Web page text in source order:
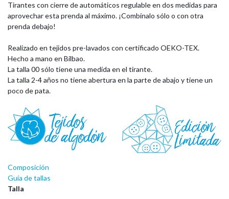
Tirantes con cierre de automáticos regulable en dos medidas para
aprovechar esta prenda al máximo. ¡Combínalo sólo o con otra
prenda debajo!
Realizado en tejidos pre-lavados con certificado OEKO-TEX.
Hecho a mano en Bilbao.
La talla 00 sólo tiene una medida en el tirante.
La talla 2-4 años no tiene abertura en la parte de abajo y tiene un
poco de pata.
Composición
Guía de tallas
Talla